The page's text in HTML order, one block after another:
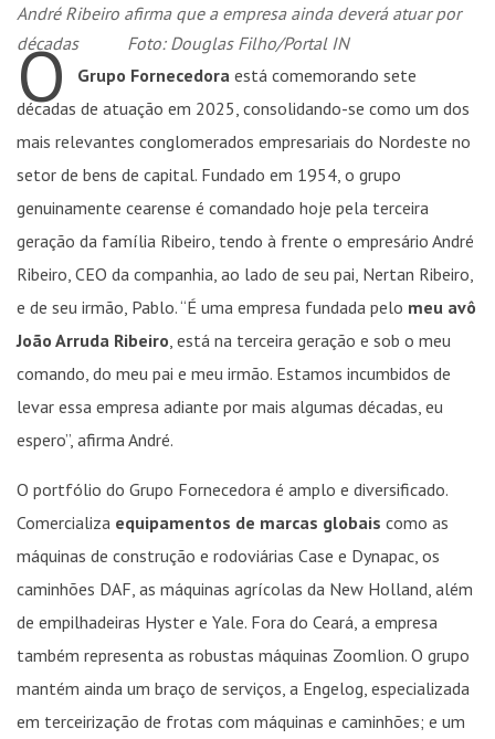
André Ribeiro afirma que a empresa ainda deverá atuar por
décadas Foto: Douglas Filho/Portal IN
O Grupo Fornecedora está comemorando sete
décadas de atuação em 2025, consolidando-se como um dos
mais relevantes conglomerados empresariais do Nordeste no
setor de bens de capital. Fundado em 1954, o grupo
genuinamente cearense é comandado hoje pela terceira
geração da família Ribeiro, tendo à frente o empresário André
Ribeiro, CEO da companhia, ao lado de seu pai, Nertan Ribeiro,
e de seu irmão, Pablo. “É uma empresa fundada pelo meu avô
João Arruda Ribeiro , está na terceira geração e sob o meu
comando, do meu pai e meu irmão. Estamos incumbidos de
levar essa empresa adiante por mais algumas décadas, eu
espero”, afirma André.
O portfólio do Grupo Fornecedora é amplo e diversificado.
Comercializa equipamentos de marcas globais como as
máquinas de construção e rodoviárias Case e Dynapac, os
caminhões DAF, as máquinas agrícolas da New Holland, além
de empilhadeiras Hyster e Yale. Fora do Ceará, a empresa
também representa as robustas máquinas Zoomlion. O grupo
mantém ainda um braço de serviços, a Engelog, especializada
em terceirização de frotas com máquinas e caminhões; e um